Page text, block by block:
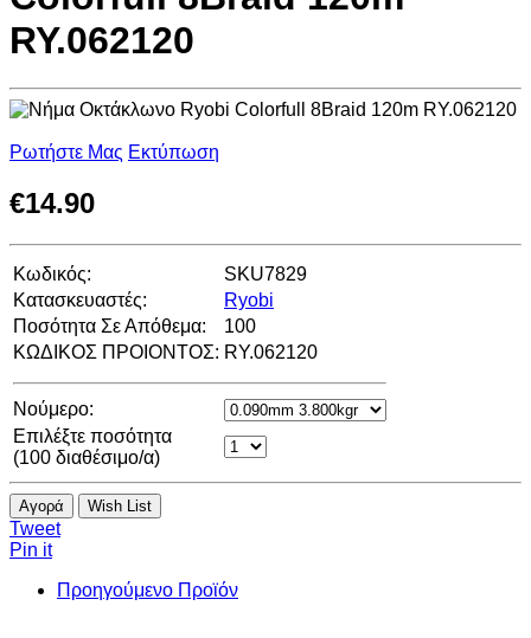
RY.062120
Ρωτήστε Μας Εκτύπωση
€14.90
Κωδικός:
SKU7829
Κατασκευαστές:
Ryobi
Ποσότητα Σε Απόθεμα:
100
ΚΩΔΙΚΟΣ ΠΡΟΙΟΝΤΟΣ: RY.062120
Νούμερο:
Επιλέξτε ποσότητα
(100 διαθέσιμο/α)
Αγορά Wish List
Tweet
Pin it
Προηγούμενο Προϊόν